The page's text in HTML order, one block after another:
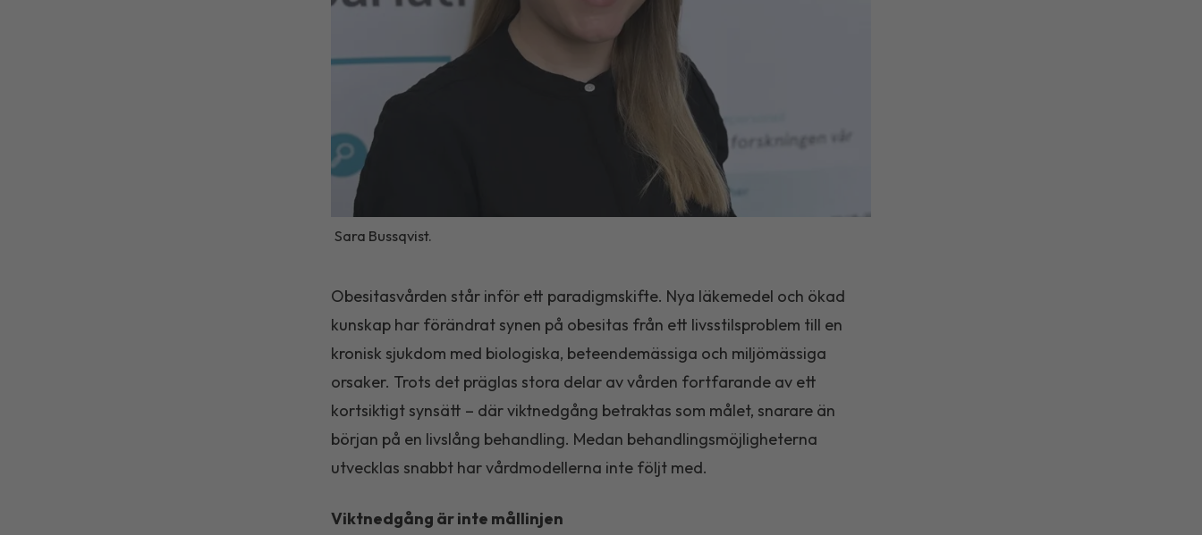
Sara Bussqvist.
Obesitasvården står inför ett paradigmskifte. Nya läkemedel och ökad
kunskap har förändrat synen på obesitas från ett livsstilsproblem till en
kronisk sjukdom med biologiska, beteendemässiga och miljömässiga
orsaker. Trots det präglas stora delar av vården fortfarande av ett
kortsiktigt synsätt – där viktnedgång betraktas som målet, snarare än
början på en livslång behandling. Medan behandlingsmöjligheterna
utvecklas snabbt har vårdmodellerna inte följt med.
Viktnedgång är inte mållinjen